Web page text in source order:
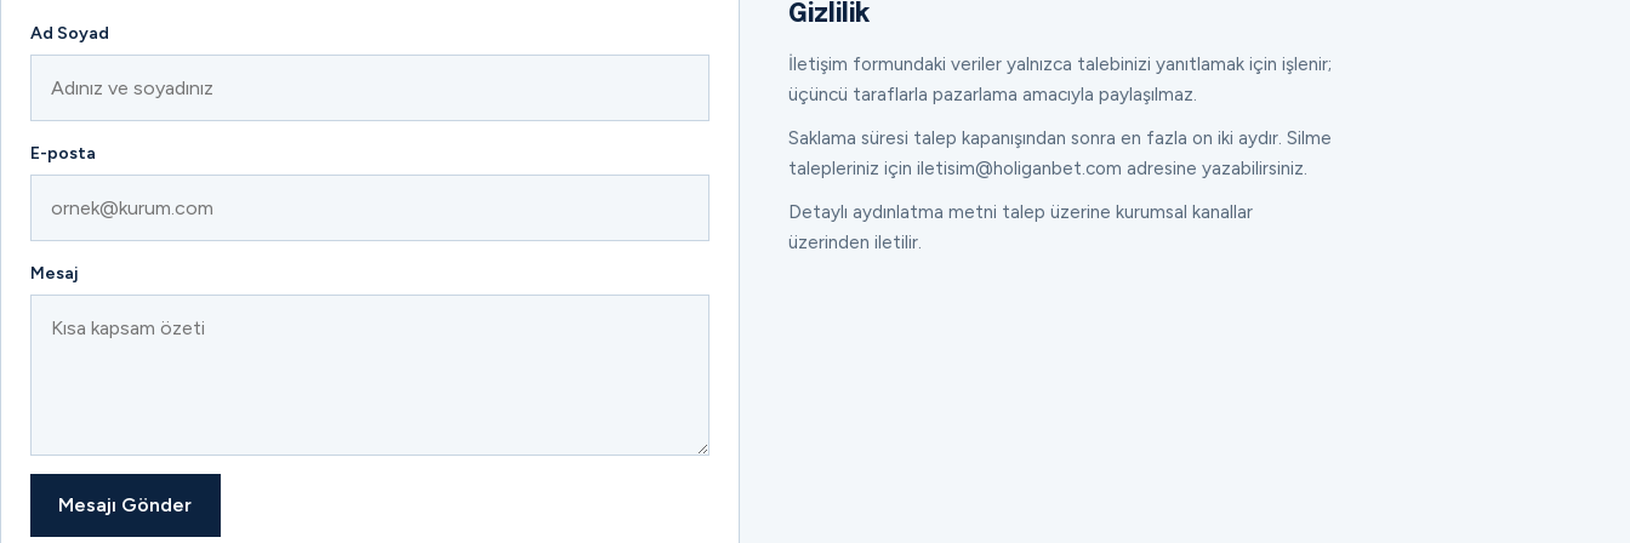
Ad Soyad
E-posta
Mesaj
Mesajı Gönder
Gizlilik
İletişim formundaki veriler yalnızca talebinizi yanıtlamak için işlenir;
üçüncü taraflarla pazarlama amacıyla paylaşılmaz.
Saklama süresi talep kapanışından sonra en fazla on iki aydır. Silme
talepleriniz için iletisim@holiganbet.com adresine yazabilirsiniz.
Detaylı aydınlatma metni talep üzerine kurumsal kanallar
üzerinden iletilir.